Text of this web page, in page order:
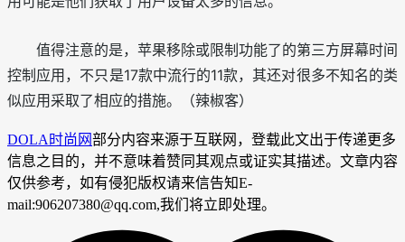
值得注意的是，苹果移除或限制功能了的第三方屏幕时间
控制应用，不只是17款中流行的11款，其还对很多不知名的类
似应用采取了相应的措施。（辣椒客）
DOLA时尚网部分内容来源于互联网，登载此文出于传递更多
信息之目的，并不意味着赞同其观点或证实其描述。文章内容
仅供参考，如有侵犯版权请来信告知E-
mail:906207380@qq.com,我们将立即处理。